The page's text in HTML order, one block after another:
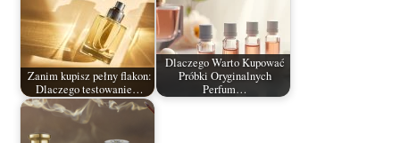
Zanim kupisz pełny flakon:
Dlaczego testowanie…
Dlaczego Warto Kupować
Próbki Oryginalnych
Perfum…